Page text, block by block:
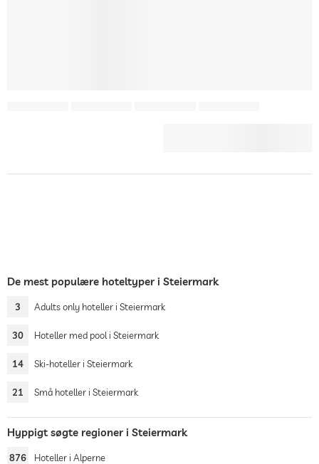
De mest populære hoteltyper i Steiermark
3 Adults only hoteller i Steiermark
30 Hoteller med pool i Steiermark
14 Ski-hoteller i Steiermark
21 Små hoteller i Steiermark
Hyppigt søgte regioner i Steiermark
876 Hoteller i Alperne